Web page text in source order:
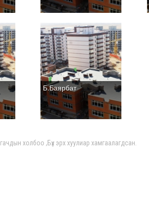
Б.Баярбат
холбоо ,Бүх эрх хуулиар хамгаалагдсан.